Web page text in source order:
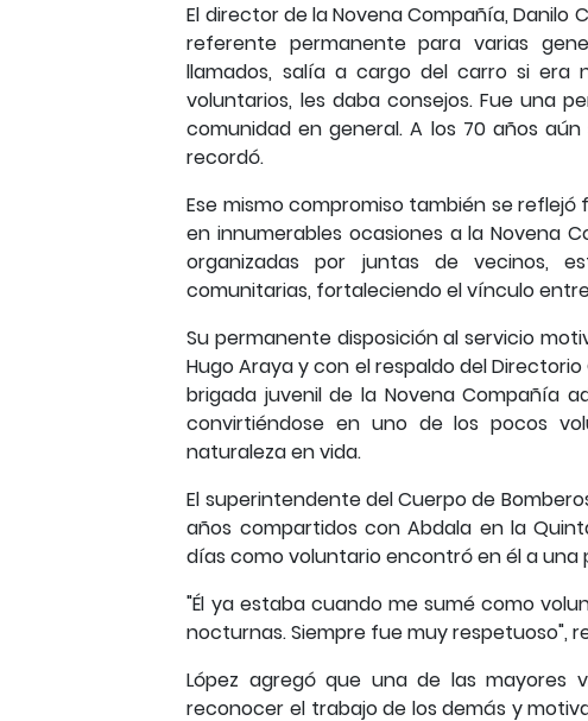
El director de la Novena Compañía,
referente permanente para varias
llamados, salía a cargo del carro si era
voluntarios, les daba consejos. Fue una
comunidad en general. A los 70 años
recordó.
Ese mismo compromiso también se
en innumerables ocasiones a la Novena
organizadas por juntas de vecinos,
comunitarias, fortaleciendo el vínculo
Su permanente disposición al servicio
Hugo Araya y con el respaldo del
brigada juvenil de la Novena Compañía
convirtiéndose en uno de los pocos
naturaleza en vida.
El superintendente del Cuerpo de
años compartidos con Abdala en la
días como voluntario encontró en él a
"Él ya estaba cuando me sumé como
nocturnas. Siempre fue muy respetuoso",
López agregó que una de las mayores
reconocer el trabajo de los demás y